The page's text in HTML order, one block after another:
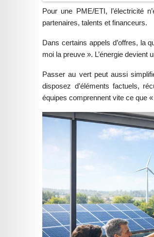
Pour une PME/ETI, l’électricité
partenaires, talents et financeurs.
Dans certains appels d’offres, la
moi la preuve ». L’énergie devient
Passer au vert peut aussi
disposez d’éléments factuels,
équipes comprennent vite ce que